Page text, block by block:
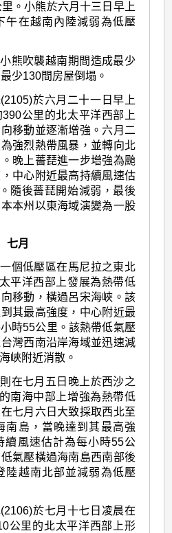
。小熊於六月十三日早上
午在越南內陸減弱為低壓
熊吹襲越南期間造成最少
少130間房屋倒塌。
於六月二十一日早上
公里的北太平洋西部上
移動並逐漸增強。六月二
強烈熱帶風暴，並轉向北
晚上薔琵進一步增強為颱
中心附近最高持續風速估
隨後薔琵開始減弱，最後
本州以東海域演變為一股
七月
個低壓區在馬尼拉之東北
平洋西部上發展為熱帶低
移動，橫過呂宋海峽。該
其最高強度，中心附近最
時55公里。該熱帶低氣壓
灣西南沿岸海域並迅速減
峽附近消散。
在七月五日晚上於西沙之
南海中部上增強為熱帶低
七月六日大致採取西北至
南島，當晚達到其最高強
續風速估計為每小時55公
氣壓橫過海南島西南部後
陸越南北部並減弱為低壓
於七月十七日凌晨在
公里的北太平洋西部上形